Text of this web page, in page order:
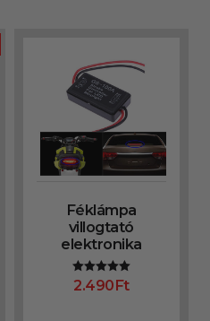
Féklámpa
villogtató
elektronika
Értékelés:
5.00
2.490Ft